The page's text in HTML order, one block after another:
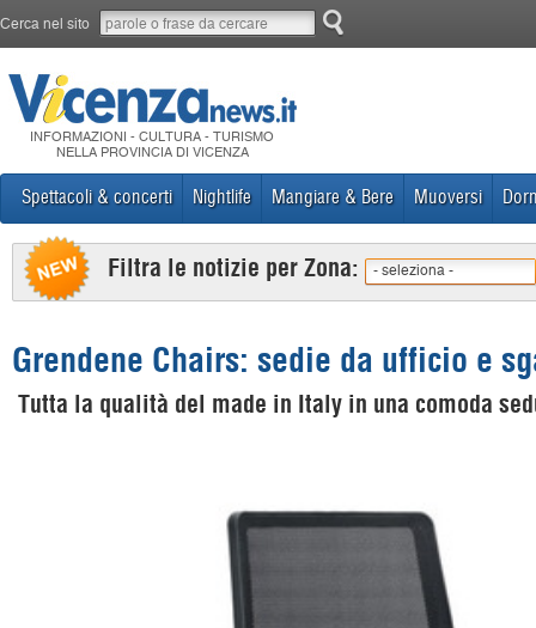
Cerca nel sito
INFORMAZIONI - CULTURA - TURISMO
NELLA PROVINCIA DI VICENZA
Spettacoli & concerti Nightlife Mangiare & Bere Muoversi
Filtra le notizie per Zona: - seleziona -
Grendene Chairs: sedie da ufficio e
Tutta la qualità del made in Italy in una comoda